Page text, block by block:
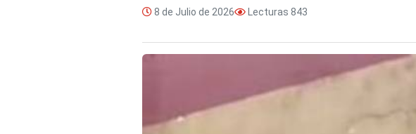
8 de Julio de 2026 Lecturas 843